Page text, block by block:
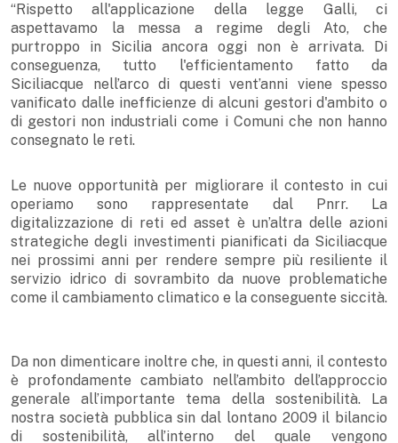
“Rispetto all'applicazione della legge Galli, ci
aspettavamo la messa a regime degli Ato, che
purtroppo in Sicilia ancora oggi non è arrivata. Di
conseguenza, tutto l'efficientamento fatto da
Siciliacque nell’arco di questi vent’anni viene spesso
vanificato dalle inefficienze di alcuni gestori d'ambito o
di gestori non industriali come i Comuni che non hanno
consegnato le reti.
Le nuove opportunità per migliorare il contesto in cui
operiamo sono rappresentate dal Pnrr. La
digitalizzazione di reti ed asset è un’altra delle azioni
strategiche degli investimenti pianificati da Siciliacque
nei prossimi anni per rendere sempre più resiliente il
servizio idrico di sovrambito da nuove problematiche
come il cambiamento climatico e la conseguente siccità.
Da non dimenticare inoltre che, in questi anni, il contesto
è profondamente cambiato nell’ambito dell’approccio
generale all’importante tema della sostenibilità. La
nostra società pubblica sin dal lontano 2009 il bilancio
di sostenibilità, all’interno del quale vengono